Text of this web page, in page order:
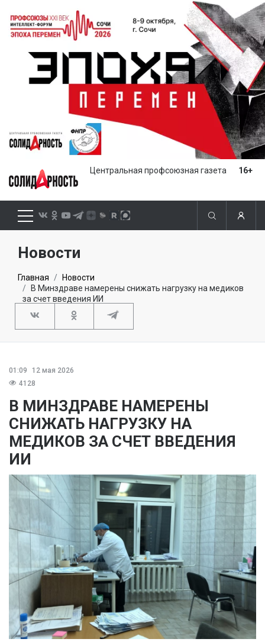
Центральная профсоюзная газета 16+
Новости
Главная
Новости
В Минздраве намерены снижать нагрузку на медиков
за счет введения ИИ
01:09
12 мая 2026
4128
В МИНЗДРАВЕ НАМЕРЕНЫ
СНИЖАТЬ НАГРУЗКУ НА
МЕДИКОВ ЗА СЧЕТ ВВЕДЕНИЯ
ИИ